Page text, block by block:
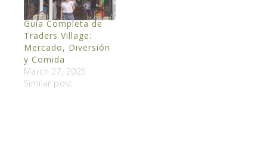
Guía Completa de
Traders Village:
Mercado, Diversión
y Comida
March 27, 2025
Similar post